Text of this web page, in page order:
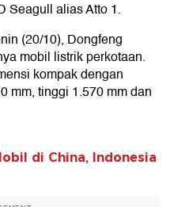
Seagull alias Atto 1.
(20/10), Dongfeng
mobil listrik perkotaan.
kompak dengan
mm, tinggi 1.570 mm dan
di China, Indonesia